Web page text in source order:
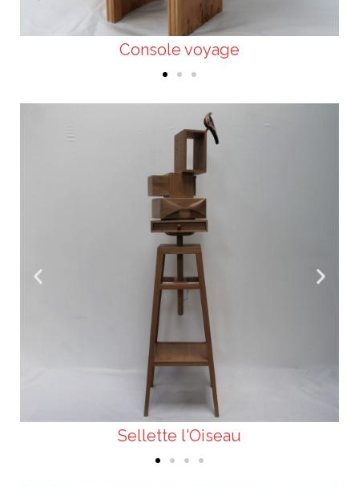
Console voyage
Sellette l'Oiseau